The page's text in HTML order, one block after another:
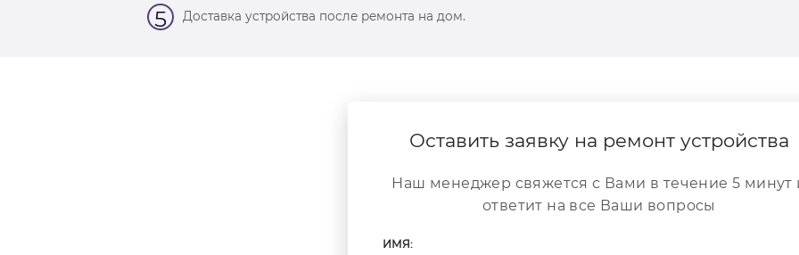
5 Доставка устройства после ремонта на дом.
Оставить заявку на ремонт устройства
Наш менеджер свяжется с Вами в течение 5 минут
ответит на все Ваши вопросы
ИМЯ: